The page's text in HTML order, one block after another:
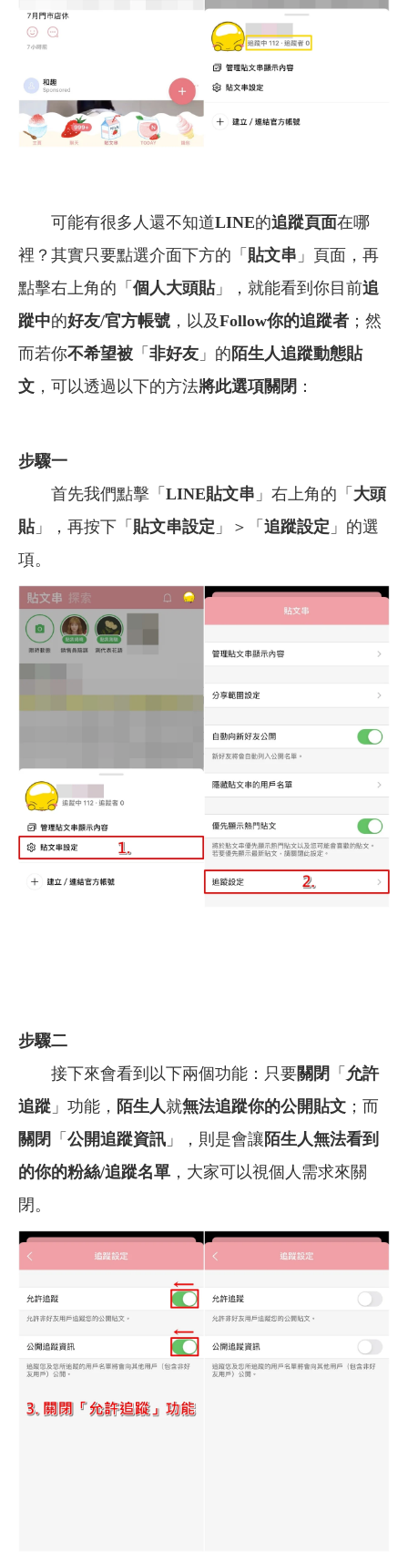
可能有很多人還不知道LINE的追蹤頁面在哪
裡？其實只要點選介面下方的「 貼文串 」頁面，再
點擊右上角的「 個人大頭貼」，就能看到你目前追
蹤中的好友/官方帳號 ，以及Follow你的追蹤者 ；然
而若你不希望被 「 非好友 」的 陌生人追蹤動態貼
文 ，可以透過以下的方法將此選項關閉 ：
步驟一
首先我們點擊「 LINE貼文串 」右上角的「 大頭
貼」，再按下「 貼文串設定 」＞「 追蹤設定 」的選
項。
步驟二
接下來會看到以下兩個功能：只要關閉 「 允許
追蹤 」功能， 陌生人就無法追蹤你的公開貼文 ；而
關閉 「 公開追蹤資訊 」，則是會讓 陌生人無法看到
的你的粉絲/追蹤名單 ，大家可以視個人需求來關
閉。